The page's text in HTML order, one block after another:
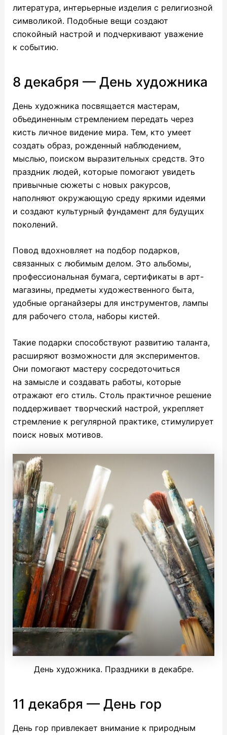
литература, интерьерные изделия с религиозной
символикой. Подобные вещи создают
спокойный настрой и подчеркивают уважение
к событию.
8 декабря — День художника
День художника посвящается мастерам,
объединенным стремлением передать через
кисть личное видение мира. Тем, кто умеет
создать образ, рожденный наблюдением,
мыслью, поиском выразительных средств. Это
праздник людей, которые помогают увидеть
привычные сюжеты с новых ракурсов,
наполняют окружающую среду яркими идеями
и создают культурный фундамент для будущих
поколений.
Повод вдохновляет на подбор подарков,
связанных с любимым делом. Это альбомы,
профессиональная бумага, сертификаты в арт-
магазины, предметы художественного быта,
удобные органайзеры для инструментов, лампы
для рабочего стола, наборы кистей.
Такие подарки способствуют развитию таланта,
расширяют возможности для экспериментов.
Они помогают мастеру сосредоточиться
на замысле и создавать работы, которые
отражают его стиль. Столь практичное решение
поддерживает творческий настрой, укрепляет
стремление к регулярной практике, стимулирует
поиск новых мотивов.
День художника. Праздники в декабре.
11 декабря — День гор
День гор привлекает внимание к природным